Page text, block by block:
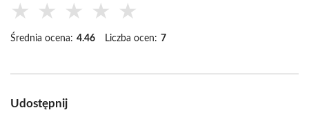
★ ★ ★ ★ ★
Średnia ocena: 4.46 Liczba ocen: 7
Udostępnij